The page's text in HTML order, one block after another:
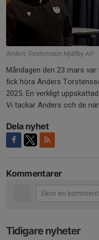
Anders Torstensson Mjällby AIF
Måndagen den 23 mars
fick höra Anders
2025. En verkligt
Vi tackar Anders och de
Dela nyhet
Kommentarer
Tidigare nyheter